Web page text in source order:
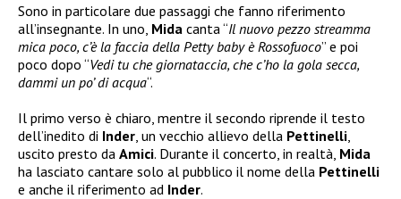
Sono in particolare due passaggi che fanno riferimento
all’insegnante. In uno, Mida canta “Il nuovo pezzo streamma
mica poco, c’è la faccia della Petty baby è Rossofuoco” e poi
poco dopo “Vedi tu che giornataccia, che c’ho la gola secca,
dammi un po’ di acqua“.
Il primo verso è chiaro, mentre il secondo riprende il testo
dell’inedito di Inder , un vecchio allievo della Pettinelli
uscito presto da Amici. Durante il concerto, in realtà, Mida
ha lasciato cantare solo al pubblico il nome della Pettinelli
e anche il riferimento ad Inder.